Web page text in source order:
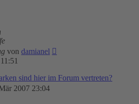
von damianel
sind hier im Forum vertreten?
2007 23:04